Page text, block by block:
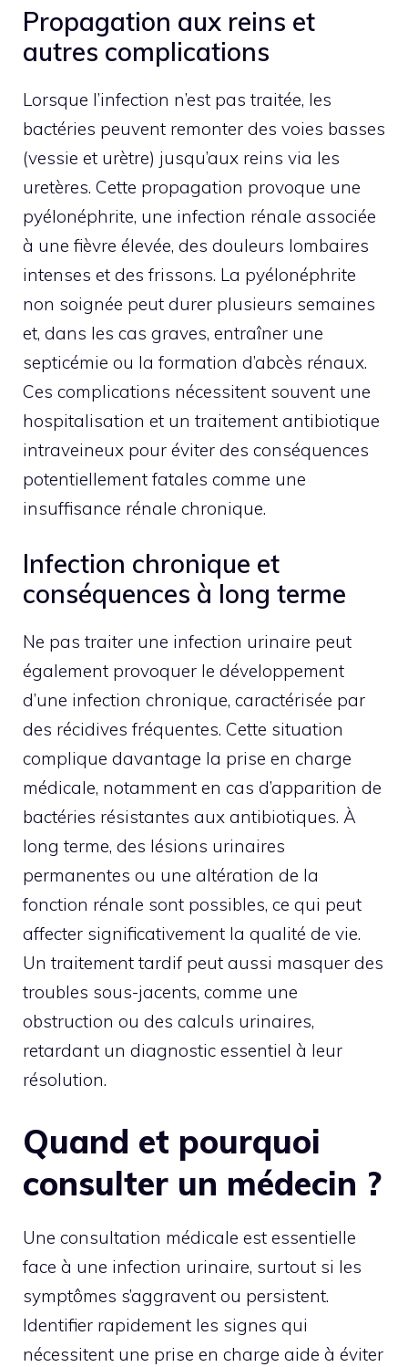
Propagation aux reins et
autres complications
Lorsque l’infection n’est pas traitée, les
bactéries peuvent remonter des voies basses
(vessie et urètre) jusqu’aux reins via les
uretères. Cette propagation provoque une
pyélonéphrite, une infection rénale associée
à une fièvre élevée, des douleurs lombaires
intenses et des frissons. La pyélonéphrite
non soignée peut durer plusieurs semaines
et, dans les cas graves, entraîner une
septicémie ou la formation d’abcès rénaux.
Ces complications nécessitent souvent une
hospitalisation et un traitement antibiotique
intraveineux pour éviter des conséquences
potentiellement fatales comme une
insuffisance rénale chronique.
Infection chronique et
conséquences à long terme
Ne pas traiter une infection urinaire peut
également provoquer le développement
d’une infection chronique, caractérisée par
des récidives fréquentes. Cette situation
complique davantage la prise en charge
médicale, notamment en cas d’apparition de
bactéries résistantes aux antibiotiques. À
long terme, des lésions urinaires
permanentes ou une altération de la
fonction rénale sont possibles, ce qui peut
affecter significativement la qualité de vie.
Un traitement tardif peut aussi masquer des
troubles sous-jacents, comme une
obstruction ou des calculs urinaires,
retardant un diagnostic essentiel à leur
résolution.
Quand et pourquoi
consulter un médecin ?
Une consultation médicale est essentielle
face à une infection urinaire, surtout si les
symptômes s’aggravent ou persistent.
Identifier rapidement les signes qui
nécessitent une prise en charge aide à éviter